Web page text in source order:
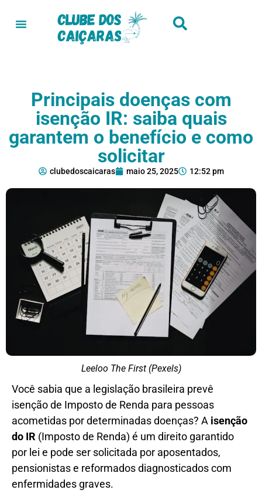
Principais doenças com
isenção IR: saiba quais
garantem o benefício e como
solicitar
clubedoscaicaras maio 25, 2025 12:52 pm
Leeloo The First (Pexels)
Você sabia que a legislação brasileira prevê
isenção de Imposto de Renda para pessoas
acometidas por determinadas doenças? A isenção
do IR (Imposto de Renda) é um direito garantido
por lei e pode ser solicitada por aposentados,
pensionistas e reformados diagnosticados com
enfermidades graves.